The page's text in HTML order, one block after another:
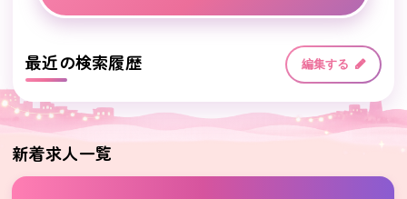
最近の検索履歴 編集する
新着求人一覧